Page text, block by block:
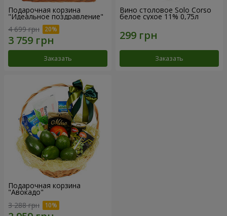
Подарочная корзина
"Идеальное поздравление"
4 699 грн
Заказать
Вино столовое Solo Corso
белое сухое 11% 0,75л
Заказать
Подарочная корзина
"Авокадо"
3 288 грн